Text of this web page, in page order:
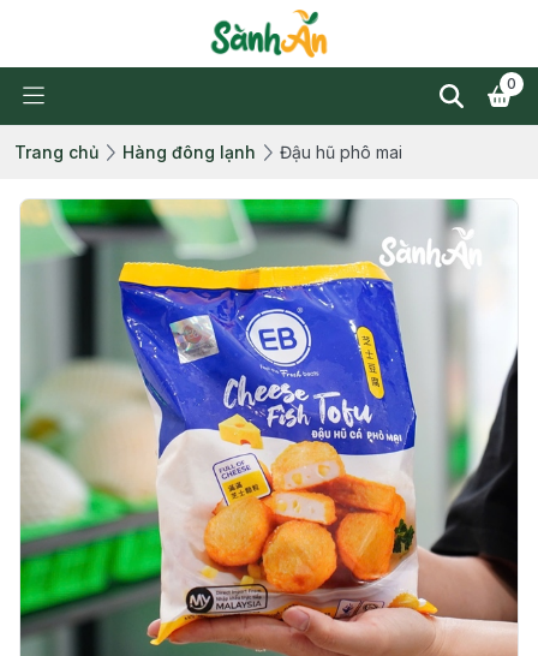
0
Trang chủ Hàng đông lạnh Đậu hũ phô mai